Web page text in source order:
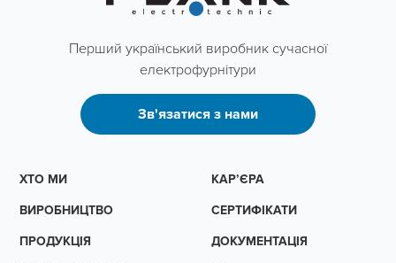
Перший український виробник сучасної
електрофурнітури
Зв'язатися з нами
ХТО МИ
ВИРОБНИЦТВО
ПРОДУКЦІЯ
КАР’ЄРА
СЕРТИФІКАТИ
ДОКУМЕНТАЦІЯ